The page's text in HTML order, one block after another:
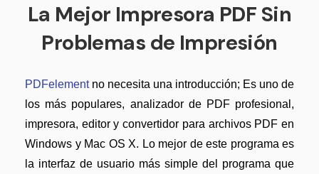
La Mejor Impresora PDF Sin
Problemas de Impresión
PDFelement no necesita una introducción; Es uno de
los más populares, analizador de PDF profesional,
impresora, editor y convertidor para archivos PDF en
Windows y Mac OS X. Lo mejor de este programa es
la interfaz de usuario más simple del programa que